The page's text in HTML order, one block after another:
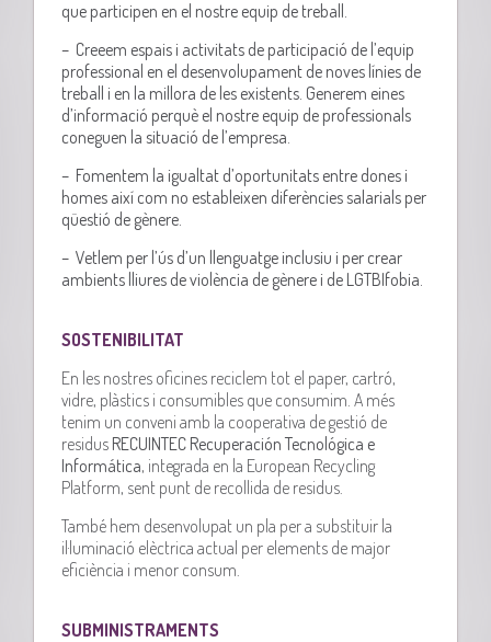
que participen en el nostre equip de treball.
– Creeem espais i activitats de participació de l’equip
professional en el desenvolupament de noves línies de
treball i en la millora de les existents. Generem eines
d’informació perquè el nostre equip de professionals
coneguen la situació de l’empresa.
– Fomentem la igualtat d’oportunitats entre dones i
homes així com no estableixen diferències salarials per
qüestió de gènere.
– Vetlem per l’ús d’un llenguatge inclusiu i per crear
ambients lliures de violència de gènere i de LGTBIfobia.
SOSTENIBILITAT
En les nostres oficines reciclem tot el paper, cartró,
vidre, plàstics i consumibles que consumim. A més
tenim un conveni amb la cooperativa de gestió de
residus RECUINTEC Recuperación Tecnológica e
Informática, integrada en la European Recycling
Platform, sent punt de recollida de residus.
També hem desenvolupat un pla per a substituir la
il·luminació elèctrica actual per elements de major
eficiència i menor consum.
SUBMINISTRAMENTS